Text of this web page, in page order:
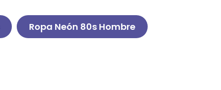
Ropa Neón 80s Hombre